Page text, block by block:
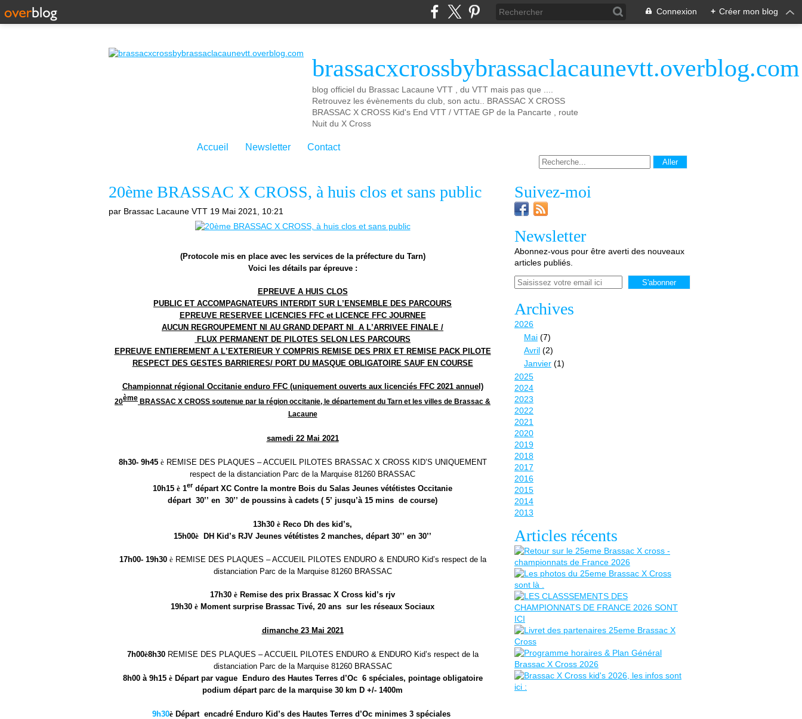
Connexion + Créer mon blog
brassacxcrossbybrassaclacaunevtt.overblog.com
blog officiel du Brassac Lacaune VTT , du VTT mais pas que ....
Retrouvez les évènements du club, son actu.. BRASSAC X CROSS
BRASSAC X CROSS Kid's End VTT / VTTAE GP de la Pancarte , route
Nuit du X Cross
Accueil Newsletter Contact
20ème BRASSAC X CROSS, à huis clos et sans public
par Brassac Lacaune VTT 19 Mai 2021, 10:21
(Protocole mis en place avec les services de la préfecture du Tarn)
Voici les détails par épreuve :
EPREUVE A HUIS CLOS
PUBLIC ET ACCOMPAGNATEURS INTERDIT SUR L’ ENSEMBLE DES PARCOURS
EPREUVE RESERVEE LICENCIES FFC et LICENCE FFC JOURNEE
AUCUN REGROUPEMENT NI AU GRAND DEPART NI A L’ARRIVEE FINALE /
FLUX PERMANENT DE PILOTES SELON LES PARCOURS
EPREUVE ENTIEREMENT A L’ EXTERIEUR Y COMPRIS REMISE DES PRIX ET REMISE PACK PILOTE
RESPECT DES GESTES BARRIERES/ PORT DU MASQUE OBLIGATOIRE SAUF EN COURSE
Championnat régional Occitanie enduro FFC (uniquement ouverts aux licenciés FFC 2021 annuel)
20ème BRASSAC X CROSS soutenue par la région occitanie, le département du Tarn et les villes de Brassac &
Lacaune
samedi 22 Mai 2021
8h30- 9h45 èREMISE DES PLAQUES –ACCUEIL PILOTES BRASSAC X CROSS KID’S UNIQUEMENT
respect de la distanciation Parc de la Marquise 81260 BRASSAC
10h15 è 1er départ XC Contre la montre Bois du Salas Jeunes vététistes Occitanie
départ 30’’ en 30’’ de poussins à cadets ( 5’ jusqu’à 15 mins de course)
13h30 è Reco Dh des kid’s,
15h00è DH Kid’s RJV Jeunes vététistes 2 manches, départ 30’’ en 30’’
17h00- 19h30 èREMISE DES PLAQUES –ACCUEIL PILOTES ENDURO & ENDURO Kid’s respect de la
distanciation Parc de la Marquise 81260 BRASSAC
17h30 è Remise des prix Brassac X Cross kid’s rjv
19h30 è Moment surprise Brassac Tivé, 20 ans sur les réseaux Sociaux
dimanche 23 Mai 2021
7h00è8h30 REMISE DES PLAQUES –ACCUEIL PILOTES ENDURO & ENDURO Kid’s respect de la
distanciation Parc de la Marquise 81260 BRASSAC
8h00 à9h15 èDépart par vague Enduro des Hautes Terres d’Oc 6 spéciales, pointage obligatoire
podium départ parc de la marquise 30 km D +/- 1400m
9h30è Départ encadré Enduro Kid’s des Hautes Terres d’Oc minimes 3 spéciales
Suivez-moi
Newsletter
Abonnez-vous pour être averti des nouveaux
articles publiés.
Email
Archives
2026
Mai (7)
Avril (2)
Janvier (1)
2025
2024
2023
2022
2021
2020
2019
2018
2017
2016
2015
2014
2013
Articles récents